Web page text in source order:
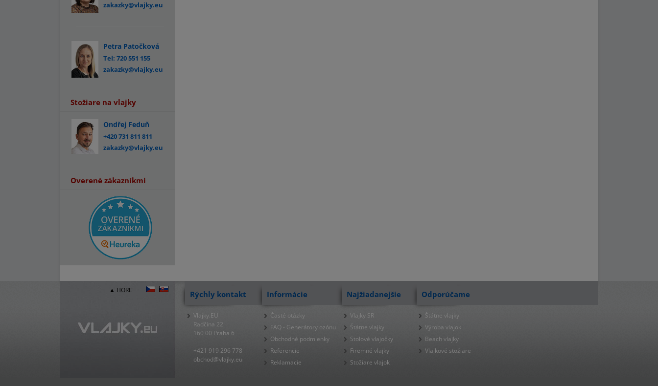
zakazky@vlajky.eu
Petra Patočková
Tel: 720 551 155
zakazky@vlajky.eu
Stožiare na vlajky
Ondřej Feduň
+420 731 811 811
zakazky@vlajky.eu
Overené zákazníkmi
▲ HORE Rýchly kontakt
Vlajky.EU
Radčina 22
160 00 Praha 6
+421 919 296 778
obchod@vlajky.eu
Informácie
Časté otázky
FAQ - Generátory ozónu
Obchodné podmienky
Referencie
Reklamacie
Najžiadanejšie
Vlajky SR
Štátne vlajky
Stolové vlajočky
Firemné vlajky
Stožiare vlajok
Odporúčame
Štátne vlajky
Výroba vlajok
Beach vlajky
Vlajkové stožiare